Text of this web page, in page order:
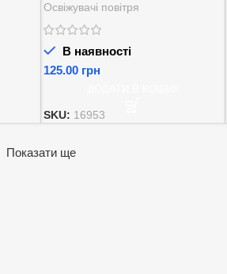
Освіжувачі повітря
В наявності
грн
SKU: 16953
Показати ще